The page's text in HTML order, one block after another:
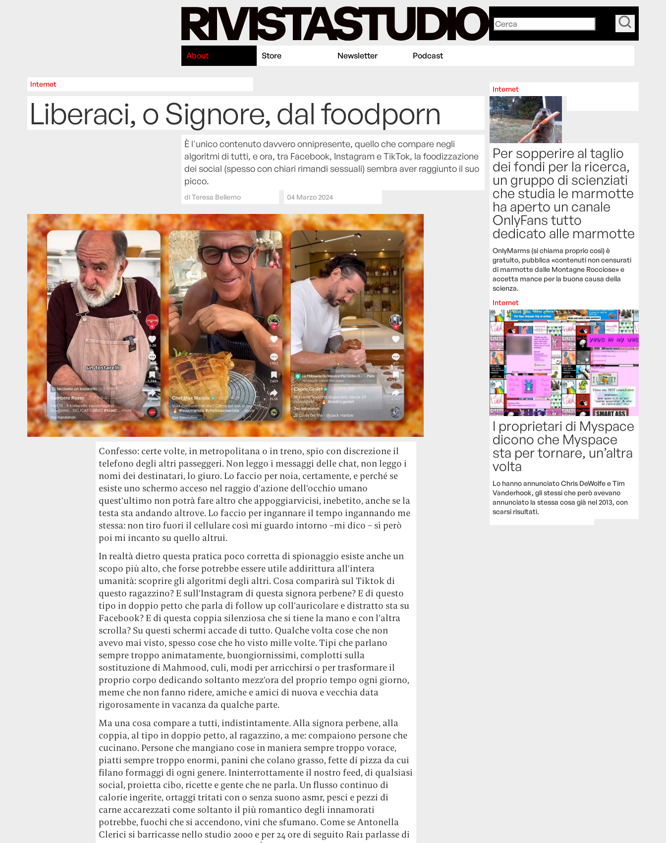
About Store Newsletter Podcast
Internet
Liberaci, o Signore, dal foodporn
È l'unico contenuto davvero onnipresente, quello che compare negli
algoritmi di tutti, e ora, tra Facebook, Instagram e TikTok, la foodizzazione
dei social (spesso con chiari rimandi sessuali) sembra aver raggiunto il suo
picco.
diTeresa Bellemo 04 Marzo 2024
Confesso: certe volte, in metropolitana o in treno, spio con discrezione il
telefono degli altri passeggeri. Non leggo i messaggi delle chat, non leggo i
nomi dei destinatari, lo giuro. Lo faccio per noia, certamente, e perché se
esiste uno schermo acceso nel raggio d’azione dell’occhio umano
quest’ultimo non potrà fare altro che appoggiarvicisi, inebetito, anche se la
testa sta andando altrove. Lo faccio per ingannare il tempo ingannando me
stessa: non tiro fuori il cellulare così mi guardo intorno –mi dico – sì però
poi mi incanto su quello altrui.
In realtà dietro questa pratica poco corretta di spionaggio esiste anche un
scopo più alto, che forse potrebbe essere utile addirittura all’intera
umanità: scoprire gli algoritmi degli altri. Cosa comparirà sul Tiktok di
questo ragazzino? E sull’Instagram di questa signora perbene? E di questo
tipo in doppio petto che parla di follow up coll’auricolare e distratto sta su
Facebook? E di questa coppia silenziosa che si tiene la mano e con l’altra
scrolla? Su questi schermi accade di tutto. Qualche volta cose che non
avevo mai visto, spesso cose che ho visto mille volte. Tipi che parlano
sempre troppo animatamente, buongiornissimi, complotti sulla
sostituzione di Mahmood, culi, modi per arricchirsi o per trasformare il
proprio corpo dedicando soltanto mezz’ora del proprio tempo ogni giorno,
meme che non fanno ridere, amiche e amici di nuova e vecchia data
rigorosamente in vacanza da qualche parte.
Ma una cosa compare a tutti, indistintamente. Alla signora perbene, alla
coppia, al tipo in doppio petto, al ragazzino, a me: compaiono persone che
cucinano. Persone che mangiano cose in maniera sempre troppo vorace,
piatti sempre troppo enormi, panini che colano grasso, fette di pizza da cui
filano formaggi di ogni genere. Ininterrottamente il nostro feed, di qualsiasi
social, proietta cibo, ricette e gente che ne parla. Un flusso continuo di
calorie ingerite, ortaggi tritati con o senza suono asmr, pesci e pezzi di
carne accarezzati come soltanto il più romantico degli innamorati
potrebbe, fuochi che si accendono, vini che sfumano. Come se Antonella
Clerici si barricasse nello studio 2000 e per 24 ore di seguito Rai1 parlasse di
Internet
Per sopperire al taglio
dei fondi per la ricerca,
un gruppo di scienziati
che studia le marmotte
ha aperto un canale
OnlyFans tutto
dedicato alle marmotte
OnlyMarms (si chiama proprio così) è
gratuito, pubblica «contenuti non censurati
di marmotte dalle Montagne Rocciose» e
accetta mance per la buona causa della
scienza.
Internet
I proprietari di Myspace
dicono che Myspace
sta per tornare, un’altra
volta
Lo hanno annunciato Chris DeWolfe e Tim
Vanderhook, gli stessi che però avevano
annunciato la stessa cosa già nel 2013, con
scarsi risultati.